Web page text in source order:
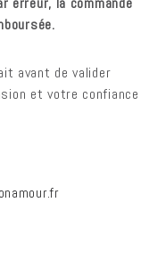
avant de valider
et votre confiance